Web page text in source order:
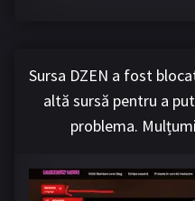
Sursa DZEN a fost
altă sursă pentru a
problema.